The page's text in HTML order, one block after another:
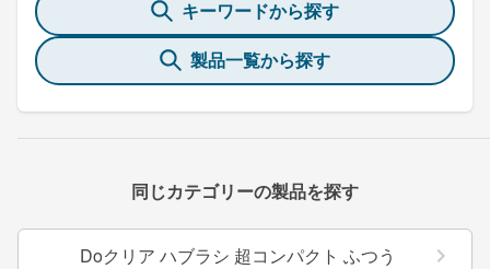
キーワードから探す
製品一覧から探す
同じカテゴリーの製品を探す
Doクリア ハブラシ 超コンパクト ふつう